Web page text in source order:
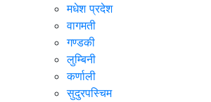
मधेश प्रदेश
वागमती
गण्डकी
लुम्बिनी
कर्णाली
सुदुरपस्चिम